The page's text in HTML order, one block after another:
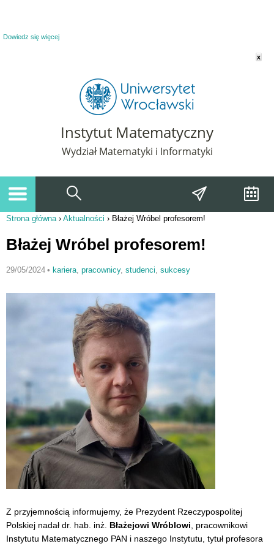
Dowiedz się więcej
x
Instytut Matematyczny
Wydział Matematyki i Informatyki
Strona główna› Aktualności › Błażej Wróbel profesorem!
Błażej Wróbel profesorem!
29/05/2024 • kariera, pracownicy, studenci, sukcesy
Z przyjemnością informujemy, że Prezydent Rzeczypospolitej
Polskiej nadał dr. hab. inż. Błażejowi Wróblowi, pracownikowi
Instytutu Matematycznego PAN i naszego Instytutu, tytuł profesora